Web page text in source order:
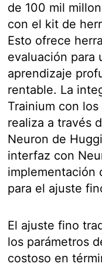
de 100 mil
con el kit de
Esto ofrece
evaluación para
aprendizaje
rentable. La
Trainium con
realiza a través
Neuron de
interfaz con
implementación
para el ajuste
El ajuste fino
los parámetros
costoso en